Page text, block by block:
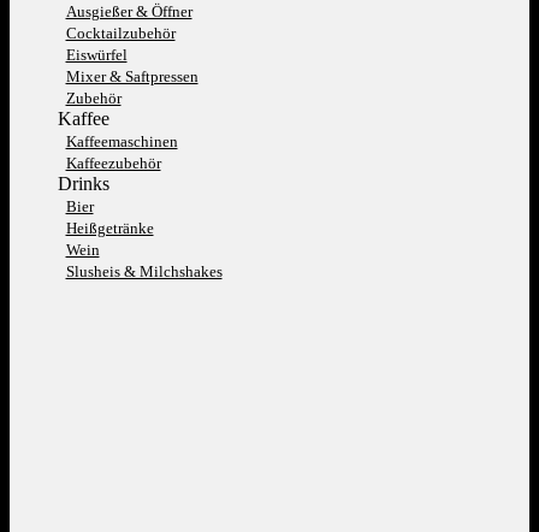
Ausgießer & Öffner
Cocktailzubehör
Eiswürfel
Mixer & Saftpressen
Zubehör
Kaffee
Kaffeemaschinen
Kaffeezubehör
Drinks
Bier
Heißgetränke
Wein
Slusheis & Milchshakes